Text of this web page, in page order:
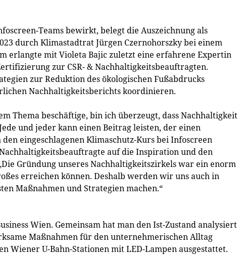
Teams bewirkt, belegt die Auszeichnung als
durch Klimastadtrat Jürgen Czernohorszky bei einem
erlangte mit Violeta Bajic zuletzt eine erfahrene Expertin
zur CSR- & Nachhaltigkeitsbeauftragten.
zur Reduktion des ökologischen Fußabdrucks
Nachhaltigkeitsberichts koordinieren.
Thema beschäftige, bin ich überzeugt, dass Nachhaltigkeit
und jeder kann einen Beitrag leisten, der einen
eingeschlagenen Klimaschutz-Kurs bei Infoscreen
auf die Inspiration und den
Gründung unseres Nachhaltigkeitszirkels war ein enorm
erreichen können. Deshalb werden wir uns auch in
Maßnahmen und Strategien machen.“
Wien. Gemeinsam hat man den Ist-Zustand analysiert
Maßnahmen für den unternehmerischen Alltag
Wiener U-Bahn-Stationen mit LED-Lampen ausgestattet.